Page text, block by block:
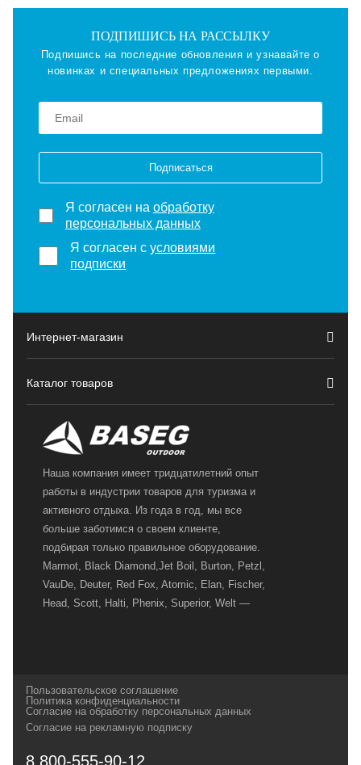
ПОДПИШИСЬ НА РАССЫЛКУ
Подпишись на последние обновления и узнавайте о
новинках и специальных предложениях первыми.
Подписаться
Я согласен на обработку
персональных данных
Я согласен сусловиями
подписки
Интернет-магазин
Каталог товаров
Наша компания имеет тридцатилетний опыт
работы в индустрии товаров для туризма и
активного отдыха. Из года в год, мы все
больше заботимся о своем клиенте,
подбирая только правильное оборудование.
Marmot, Black Diamond,Jet Boil, Burton, Petzl,
VauDe, Deuter, Red Fox, Atomic, Elan, Fischer,
Head, Scott, Halti, Phenix, Superior, Welt —
и взыскательных путешественников,
спортсменов и отдыхающих.
Пользовательское соглашение
Политика конфиденциальности
Согласие на обработку персональных данных
Согласие на рекламную подписку
8 800-555-90-12